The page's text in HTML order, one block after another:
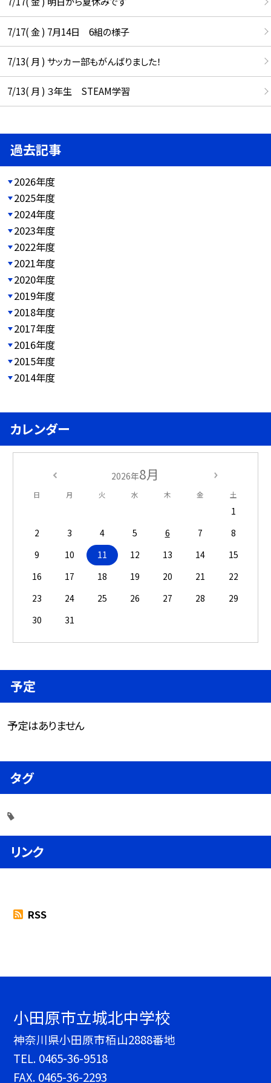
7/17( 金 ) 7月14日 6組の様子
7/13( 月 ) サッカー部もがんばりました！
7/13( 月 ) ３年生 STEAM学習
過去記事
2026年度
2025年度
2024年度
2023年度
2022年度
2021年度
2020年度
2019年度
2018年度
2017年度
2016年度
2015年度
2014年度
カレンダー
2026年8月
日 月 火 水 木 金 土
1
2
3 4 5 6 7
8
9
10 11 12 13 14
15
16
17 18 19 20 21
22
23
24 25 26 27 28
29
30
31
予定
予定はありません
タグ
リンク
RSS
小田原市立城北中学校
神奈川県小田原市栢山2888番地
TEL. 0465-36-9518
FAX. 0465-36-2293